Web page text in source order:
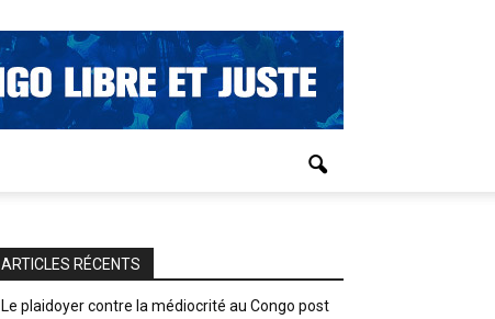
ARTICLES RÉCENTS
Le plaidoyer contre la médiocrité au Congo post